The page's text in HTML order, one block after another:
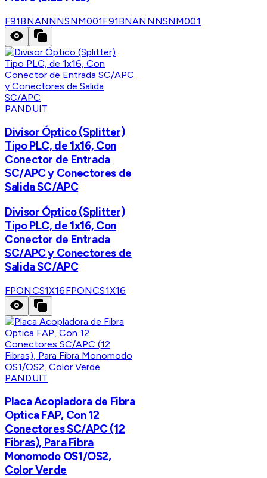
F91BNANNNSNM001F91BNANNNSNM001
PANDUIT
Divisor Óptico (Splitter)
Tipo PLC, de 1x16, Con
Conector de Entrada
SC/APC y Conectores de
Salida SC/APC
Divisor Óptico (Splitter)
Tipo PLC, de 1x16, Con
Conector de Entrada
SC/APC y Conectores de
Salida SC/APC
FPONCS1X16FPONCS1X16
PANDUIT
Placa Acopladora de Fibra
Optica FAP, Con 12
Conectores SC/APC (12
Fibras), Para Fibra
Monomodo OS1/OS2,
Color Verde